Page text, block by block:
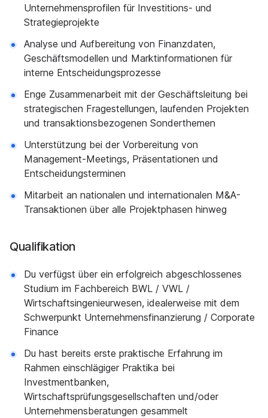
Unternehmensprofilen für Investitions- und
Strategieprojekte
Analyse und Aufbereitung von Finanzdaten,
Geschäftsmodellen und Marktinformationen für
interne Entscheidungsprozesse
Enge Zusammenarbeit mit der Geschäftsleitung bei
strategischen Fragestellungen, laufenden Projekten
und transaktionsbezogenen Sonderthemen
Unterstützung bei der Vorbereitung von
Management-Meetings, Präsentationen und
Entscheidungsterminen
Mitarbeit an nationalen und internationalen M&A-
Transaktionen über alle Projektphasen hinweg
Qualifikation
Du verfügst über ein erfolgreich abgeschlossenes
Studium im Fachbereich BWL / VWL /
Wirtschaftsingenieurwesen, idealerweise mit dem
Schwerpunkt Unternehmensfinanzierung / Corporate
Finance
Du hast bereits erste praktische Erfahrung im
Rahmen einschlägiger Praktika bei
Investmentbanken,
Wirtschaftsprüfungsgesellschaften und/oder
Unternehmensberatungen gesammelt